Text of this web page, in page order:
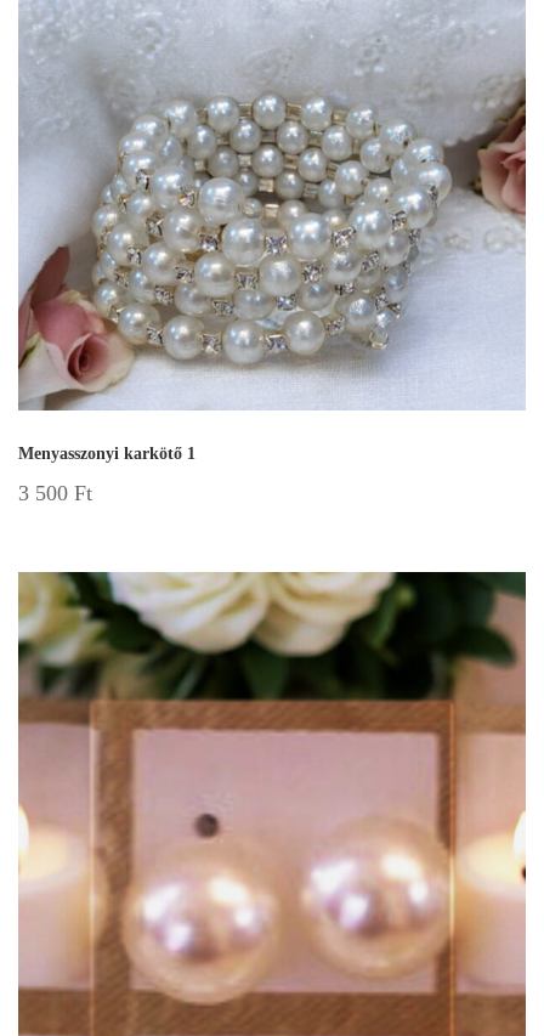
Menyasszonyi karkötő 1
3 500 Ft